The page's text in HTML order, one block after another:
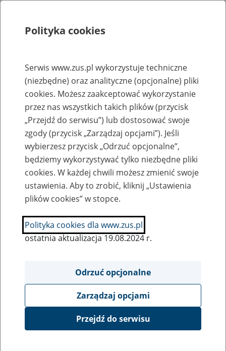
Rejestry, ewidencje i archiwa
Baza zlikwidowanych lub
przekształconych zakładów pracy
Nazwa zakładu pracy:
SZUKAJ
Ukryj wszystkie pozycje bazy
Związek Młodzieży Polskiej Zarząd
Polityka cookies
Serwis www.zus.pl wykorzystuje techniczne
(niezbędne) oraz analityczne (opcjonalne) pliki
cookies. Możesz zaakceptować wykorzystanie
przez nas wszystkich takich plików (przycisk
„Przejdź do serwisu”) lub dostosować swoje
zgody (przycisk „Zarządzaj opcjami”). Jeśli
wybierzesz przycisk „Odrzuć opcjonalne”,
będziemy wykorzystywać tylko niezbędne pliki
cookies. W każdej chwili możesz zmienić swoje
ustawienia. Aby to zrobić, kliknij „Ustawienia
plików cookies” w stopce.
Polityka cookies dla www.zus.pl
ostatnia aktualizacja 19.08.2024 r.
Odrzuć opcjonalne
Zarządzaj opcjami
Przejdź do serwisu